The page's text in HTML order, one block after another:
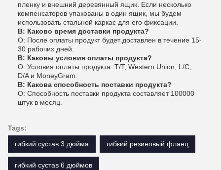
пленку и внешний деревянный ящик. Если несколько
компенсаторов упакованы в один ящик, мы будем
использовать стальной каркас для его фиксации.
В: Каково время доставки продукта?
О: После оплаты продукт будет доставлен в течение 15-
30 рабочих дней.
В: Каковы условия оплаты продукта?
О: Условия оплаты продукта: T/T, Western Union, L/C,
D/A и MoneyGram.
В: Какова способность поставки продукта?
О: Способность поставки продукта составляет 100000
штук в месяц.
Tags:
гибкий сустав 3 дюйма
гибкий резиновый фланц
гибкий сустав 6 дюймов